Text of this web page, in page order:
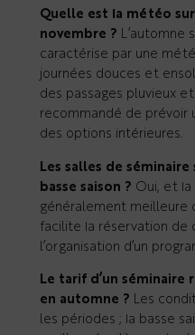
Quelle est la météo
novembre ? L’automne
caractérise par une
journées douces et
des passages pluvieux
recommandé de prévoir
des options intérieures.
Les salles de
basse saison ? Oui, et
généralement meilleure
facilite la réservation de
l’organisation d’un
Le tarif d’un
en automne ? Les
les périodes ; la basse